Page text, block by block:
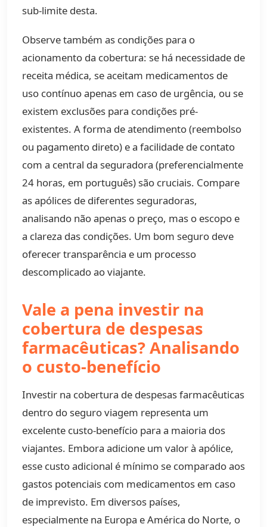
sub-limite desta.
Observe também as condições para o
acionamento da cobertura: se há necessidade de
receita médica, se aceitam medicamentos de
uso contínuo apenas em caso de urgência, ou se
existem exclusões para condições pré-
existentes. A forma de atendimento (reembolso
ou pagamento direto) e a facilidade de contato
com a central da seguradora (preferencialmente
24 horas, em português) são cruciais. Compare
as apólices de diferentes seguradoras,
analisando não apenas o preço, mas o escopo e
a clareza das condições. Um bom seguro deve
oferecer transparência e um processo
descomplicado ao viajante.
Vale a pena investir na
cobertura de despesas
farmacêuticas? Analisando
o custo-benefício
Investir na cobertura de despesas farmacêuticas
dentro do seguro viagem representa um
excelente custo-benefício para a maioria dos
viajantes. Embora adicione um valor à apólice,
esse custo adicional é mínimo se comparado aos
gastos potenciais com medicamentos em caso
de imprevisto. Em diversos países,
especialmente na Europa e América do Norte, o